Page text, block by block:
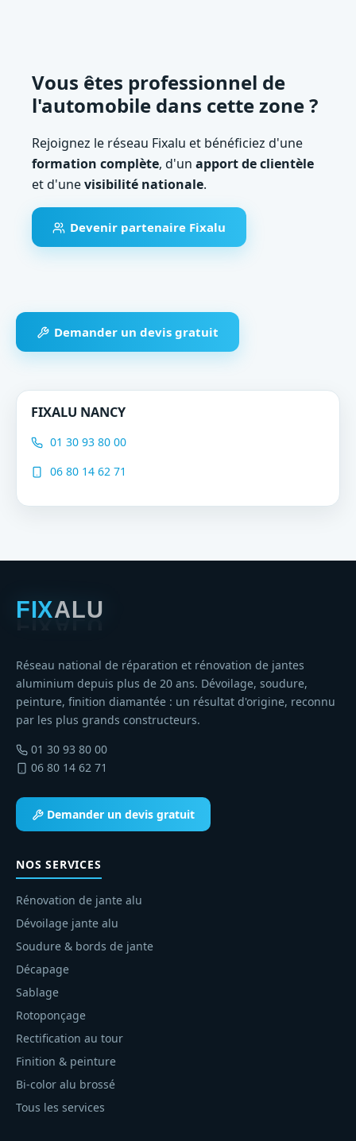
Vous êtes professionnel de
l'automobile dans cette zone ?
Rejoignez le réseau Fixalu et bénéficiez d'une
formation complète, d'un apport de clientèle
et d'unevisibilité nationale.
Devenir partenaire Fixalu
Demander un devis gratuit
FIXALU NANCY
01 30 93 80 00
06 80 14 62 71
Réseau national de réparation et rénovation de jantes
aluminium depuis plus de 20 ans. Dévoilage, soudure,
peinture, finition diamantée : un résultat d'origine, reconnu
par les plus grands constructeurs.
01 30 93 80 00
06 80 14 62 71
Demander un devis gratuit
NOS SERVICES
Rénovation de jante alu
Dévoilage jante alu
Soudure & bords de jante
Décapage
Sablage
Rotoponçage
Rectification au tour
Finition & peinture
Bi-color alu brossé
Tous les services